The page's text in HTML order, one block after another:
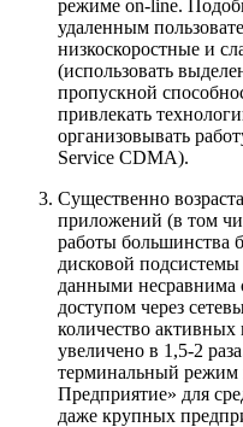
режиме on-line.
удаленным
низкоскоростные и
(использовать
пропускной
привлекать
организовывать
Service CDMA).
Существенно
приложений (в том
работы большинства
дисковой
данными несравнима
доступом через
количество активных
увеличено в 1,5-2
терминальный режим
Предприятие» для
даже крупных